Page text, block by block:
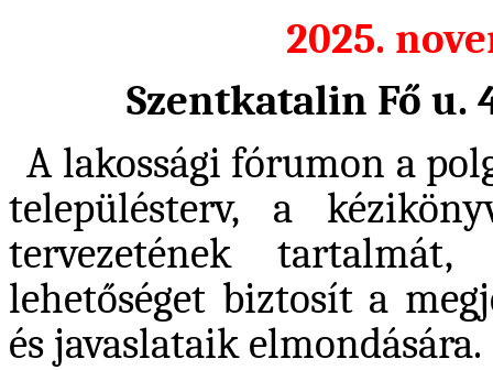
2025.
Szentkatalin Fő u.
A lakossági fórumon a
településterv, a
tervezetének
lehetőséget biztosít a
és javaslataik elmondására.